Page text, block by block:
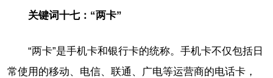
关键词十七：“两卡”
“两卡”是手机卡和银行卡的统称。手机卡不仅包括日
常使用的移动、电信、联通、广电等运营商的电话卡，